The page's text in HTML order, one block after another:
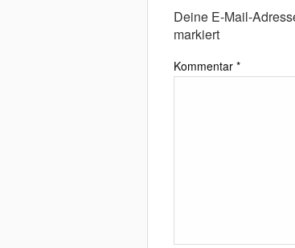
Deine E-Mail-
markiert
Kommentar *